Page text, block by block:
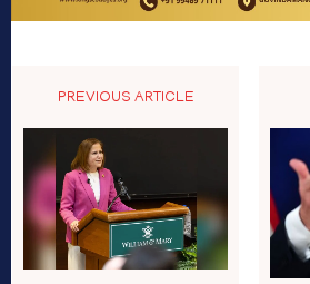
PREVIOUS ARTICLE